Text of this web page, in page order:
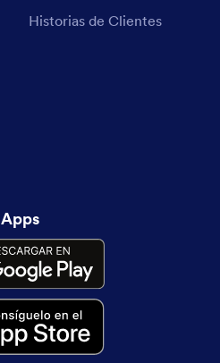
Historias de Clientes
Apps